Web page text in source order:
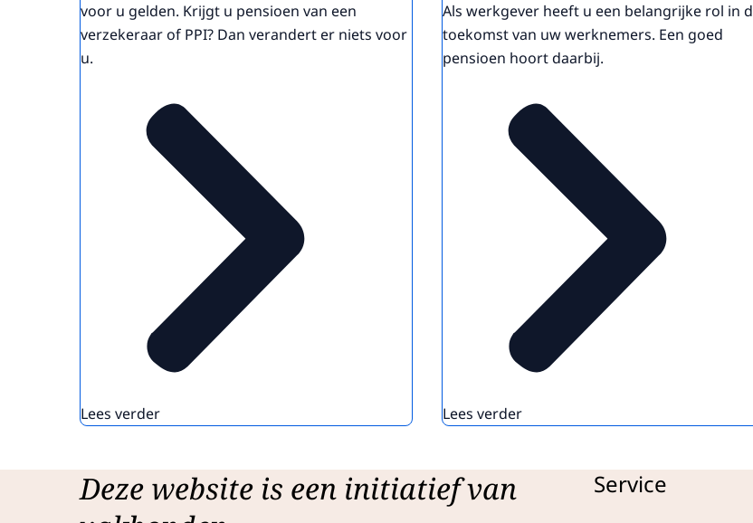
voor u gelden. Krijgt u pensioen van een
verzekeraar of PPI? Dan verandert er niets voor
u.
Lees verder
Als werkgever heeft u een belangrijke rol in
toekomst van uw werknemers. Een goed
pensioen hoort daarbij.
Lees verder
Deze website is een initiatief van
Service